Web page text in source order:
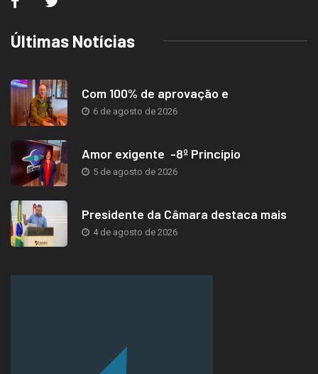
Últimas Notícias
Com 100% de aprovação e
6 de agosto de 2026
Amor exigente -8º Princípio
5 de agosto de 2026
Presidente da Câmara destaca mais
4 de agosto de 2026